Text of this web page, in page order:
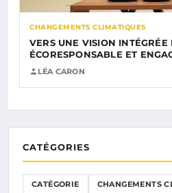
CHANGEMENTS CLIMATIQUES
VERS UNE VISION INTÉGRÉE
ÉCORESPONSABLE ET
LÉA CARON
CATÉGORIES
CATÉGORIE CHANGEMENTS